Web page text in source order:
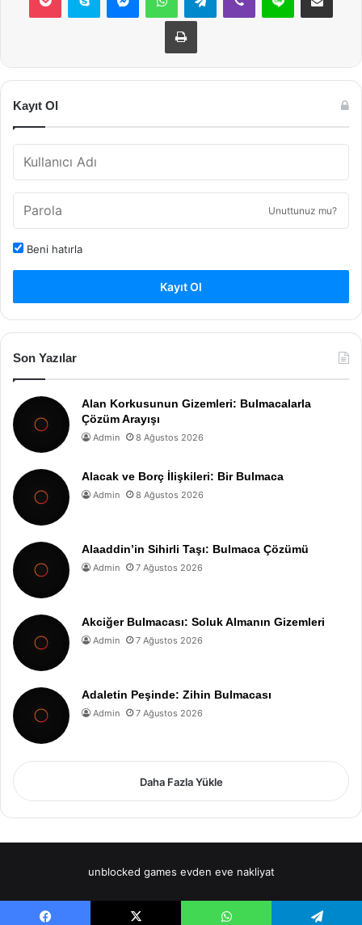
Yazdır
Kayıt Ol
Unuttunuz mu?
Beni hatırla
Kayıt Ol
Son Yazılar
Alan Korkusunun Gizemleri: Bulmacalarla
Çözüm Arayışı
Admin 8 Ağustos 2026
Alacak ve Borç İlişkileri: Bir Bulmaca
Admin 8 Ağustos 2026
Alaaddin’in Sihirli Taşı: Bulmaca Çözümü
Admin 7 Ağustos 2026
Akciğer Bulmacası: Soluk Almanın Gizemleri
Admin 7 Ağustos 2026
Adaletin Peşinde: Zihin Bulmacası
Admin 7 Ağustos 2026
Daha Fazla Yükle
unblocked games evden eve nakliyat